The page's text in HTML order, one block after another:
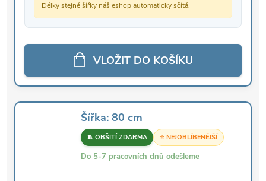
Délky stejné šířky náš eshop automaticky sčítá.
VLOŽIT DO KOŠÍKU
Šířka: 80 cm
🧵 OBŠITÍ ZDARMA ⭐ NEJOBLÍBENĚJŠÍ
Do 5-7 pracovních dnů odešleme